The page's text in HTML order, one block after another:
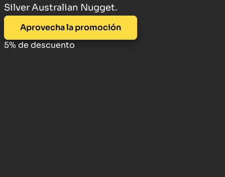
Silver Australian Nugget.
Aprovecha la promoción
5% de descuento